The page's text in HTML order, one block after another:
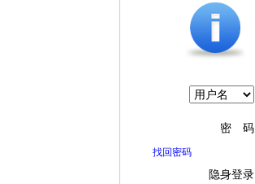
密 码
找回密码
隐身登录